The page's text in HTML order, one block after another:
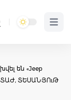
Open
են «Jeep
ՏԵՍԱՆՅՈւԹ